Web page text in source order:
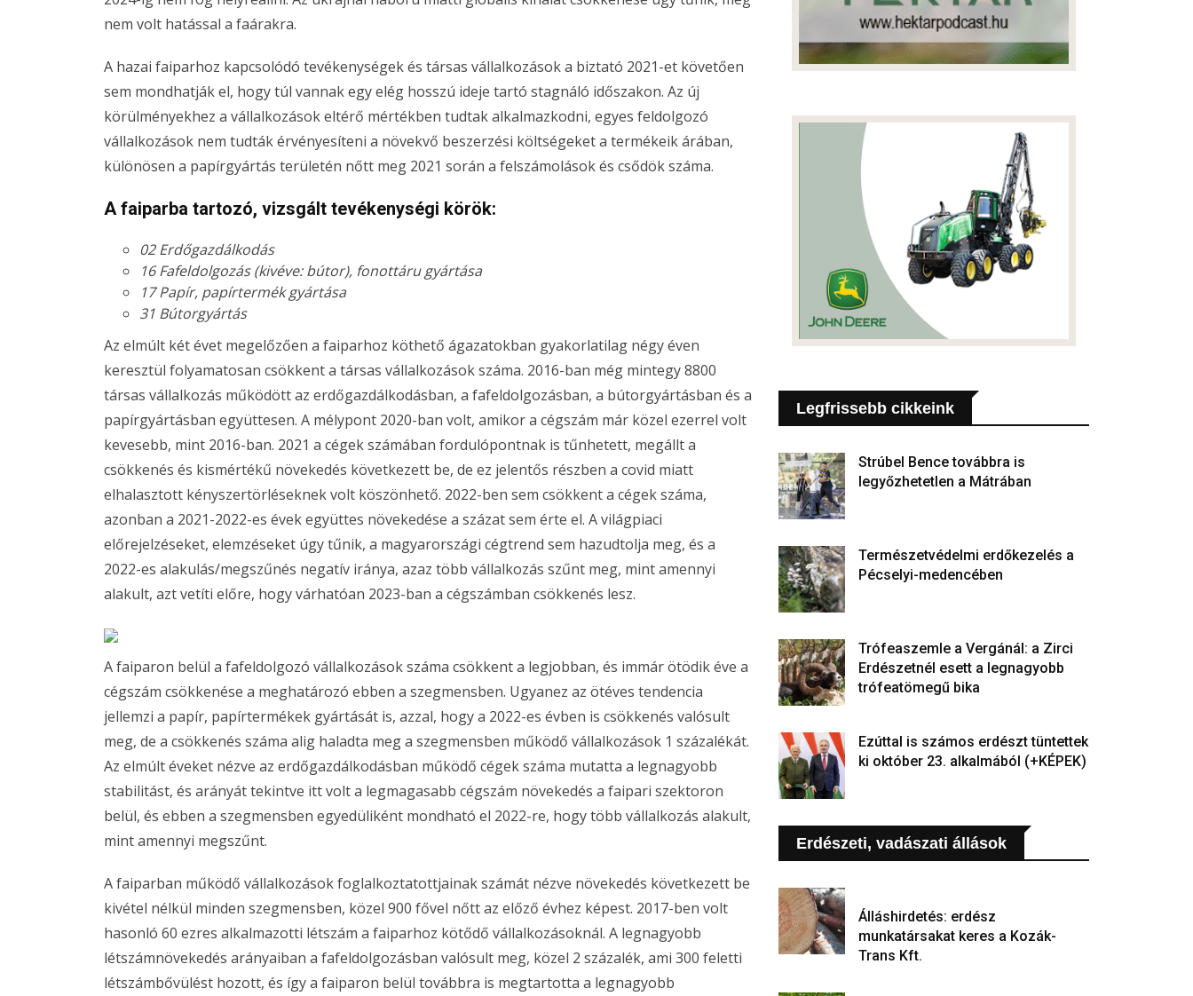
nem volt hatással a faárakra.
A hazai faiparhoz kapcsolódó tevékenységek és társas vállalkozások a biztató 2021-et követően
sem mondhatják el, hogy túl vannak egy elég hosszú ideje tartó stagnáló időszakon. Az új
körülményekhez a vállalkozások eltérő mértékben tudtak alkalmazkodni, egyes feldolgozó
vállalkozások nem tudták érvényesíteni a növekvő beszerzési költségeket a termékeik árában,
különösen a papírgyártás területén nőtt meg 2021 során a felszámolások és csődök száma.
A faiparba tartozó, vizsgált tevékenységi körök:
02 Erdőgazdálkodás
16 Fafeldolgozás (kivéve: bútor), fonottáru gyártása
17 Papír, papírtermék gyártása
31 Bútorgyártás
Az elmúlt két évet megelőzően a faiparhoz köthető ágazatokban gyakorlatilag négy éven
keresztül folyamatosan csökkent a társas vállalkozások száma. 2016-ban még mintegy 8800
társas vállalkozás működött az erdőgazdálkodásban, a fafeldolgozásban, a bútorgyártásban és a
papírgyártásban együttesen. A mélypont 2020-ban volt, amikor a cégszám már közel ezerrel volt
kevesebb, mint 2016-ban. 2021 a cégek számában fordulópontnak is tűnhetett, megállt a
csökkenés és kismértékű növekedés következett be, de ez jelentős részben a covid miatt
elhalasztott kényszertörléseknek volt köszönhető. 2022-ben sem csökkent a cégek száma,
azonban a 2021-2022-es évek együttes növekedése a százat sem érte el. A világpiaci
előrejelzéseket, elemzéseket úgy tűnik, a magyarországi cégtrend sem hazudtolja meg, és a
2022-es alakulás/megszűnés negatív iránya, azaz több vállalkozás szűnt meg, mint amennyi
alakult, azt vetíti előre, hogy várhatóan 2023-ban a cégszámban csökkenés lesz.
A faiparon belül a fafeldolgozó vállalkozások száma csökkent a legjobban, és immár ötödik éve a
cégszám csökkenése a meghatározó ebben a szegmensben. Ugyanez az ötéves tendencia
jellemzi a papír, papírtermékek gyártását is, azzal, hogy a 2022-es évben is csökkenés valósult
meg, de a csökkenés száma alig haladta meg a szegmensben működő vállalkozások 1 százalékát.
Az elmúlt éveket nézve az erdőgazdálkodásban működő cégek száma mutatta a legnagyobb
stabilitást, és arányát tekintve itt volt a legmagasabb cégszám növekedés a faipari szektoron
belül, és ebben a szegmensben egyedüliként mondható el 2022-re, hogy több vállalkozás alakult,
mint amennyi megszűnt.
A faiparban működő vállalkozások foglalkoztatottjainak számát nézve növekedés következett be
kivétel nélkül minden szegmensben, közel 900 fővel nőtt az előző évhez képest. 2017-ben volt
hasonló 60 ezres alkalmazotti létszám a faiparhoz kötődő vállalkozásoknál. A legnagyobb
létszámnövekedés arányaiban a fafeldolgozásban valósult meg, közel 2 százalék, ami 300 feletti
létszámbővülést hozott, és így a faiparon belül továbbra is megtartotta a legnagyobb
Legfrissebb cikkeink
Strúbel Bence továbbra is
legyőzhetetlen a Mátrában
Természetvédelmi erdőkezelés a
Pécselyi-medencében
Trófeaszemle a Vergánál: a Zirci
Erdészetnél esett a legnagyobb
trófeatömegű bika
Ezúttal is számos erdészt tüntettek
ki október 23. alkalmából (+KÉPEK)
Erdészeti, vadászati állások
Álláshirdetés: erdész
munkatársakat keres a Kozák-
Trans Kft.